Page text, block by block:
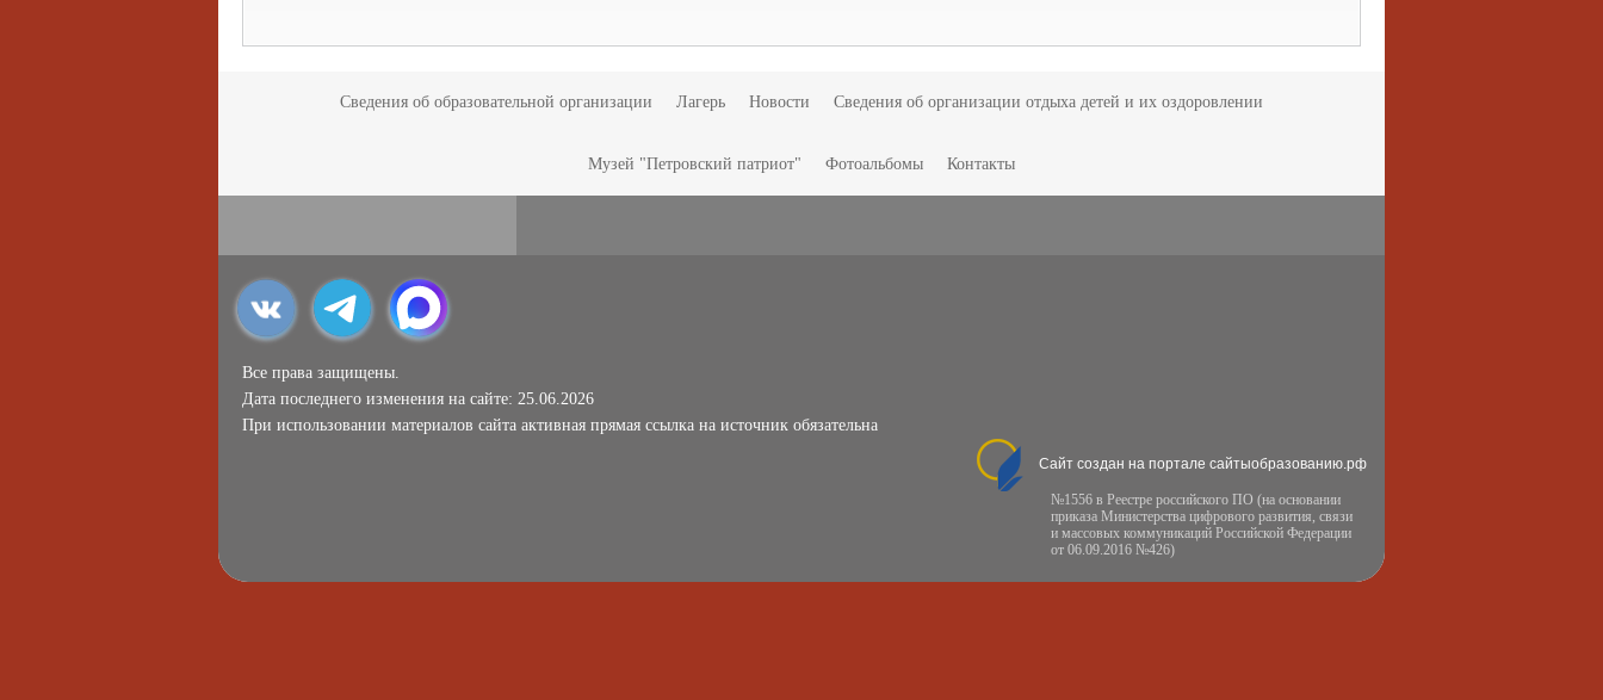
Сведения об образовательной организации Лагерь Новости Сведения об организации отдыха детей и их оздоровлении
Музей "Петровский патриот" Фотоальбомы Контакты
Все права защищены.
Дата последнего изменения на сайте: 25.06.2026
При использовании материалов сайта активная прямая ссылка на источник обязательна
Сайт создан на портале сайтыобразованию.рф
№1556 в Реестре российского ПО (на основании
приказа Министерства цифрового развития, связи
и массовых коммуникаций Российской Федерации
от 06.09.2016 №426)